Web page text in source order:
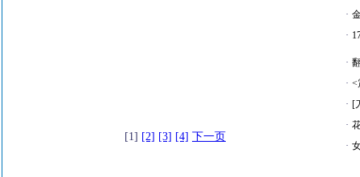
[1] [2] [3] [4] 下一页
·
·
·
· <
· [
·
·